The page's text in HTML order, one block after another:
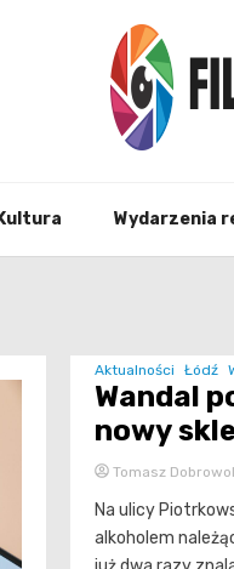
Kultura Wydarzenia
Aktualności Łódź
Wandal
nowy
Tomasz
Na ulicy
alkoholem